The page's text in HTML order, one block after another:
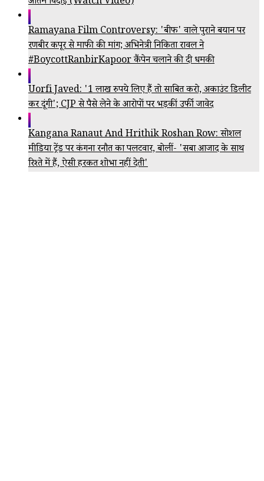
Ramayana Film Controversy: 'बीफ' वाले पुराने बयान पर
रणबीर कपूर से माफी की मांग; अभिनेत्री निकिता रावल ने
#BoycottRanbirKapoor कैंपेन चलाने की दी धमकी
Uorfi Javed: '1 लाख रुपये लिए हैं तो साबित करो, अकाउंट डिलीट
कर दूंगी'; CJP से पैसे लेने के आरोपों पर भड़कीं उर्फी जावेद
Kangana Ranaut And Hrithik Roshan Row: सोशल
मीडिया ट्रेंड पर कंगना रनौत का पलटवार, बोलीं- 'सबा आजाद के साथ
रिश्ते में हैं, ऐसी हरकत शोभा नहीं देती'